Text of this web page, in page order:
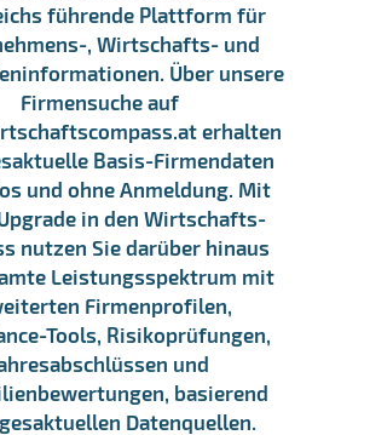
führende Plattform für
, Wirtschafts- und
Über unsere
Firmensuche auf
erhalten
Basis-Firmendaten
und ohne Anmeldung. Mit
in den Wirtschafts-
nutzen Sie darüber hinaus
Leistungsspektrum mit
Firmenprofilen,
Tools, Risikoprüfungen,
und
basierend
Datenquellen.